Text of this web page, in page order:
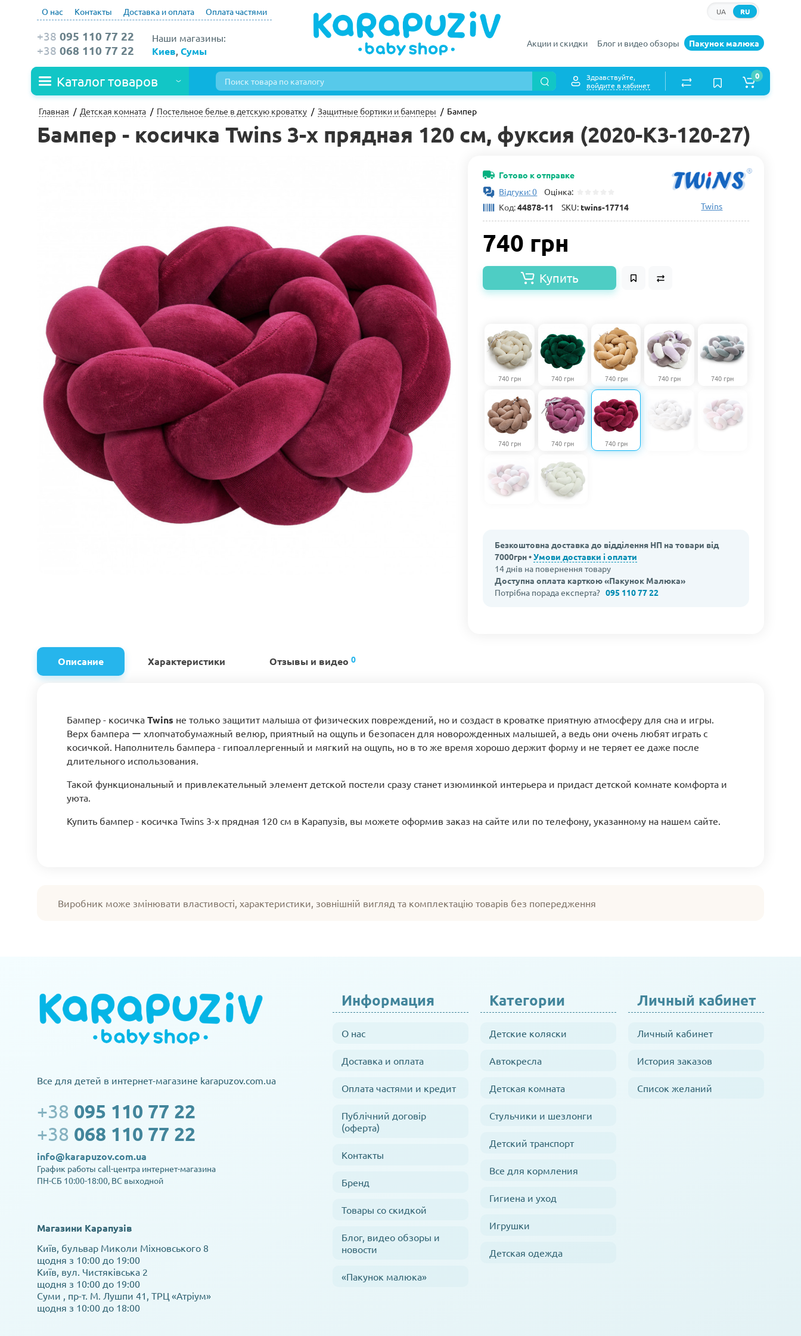
О нас Контакты Доставка и оплата Оплата частями RU
UA
Наши магазины:
Киев Сумы
+38 095 110 77 22
+38 068 110 77 22
Акции и скидки Блог и видео обзоры Пакунок малюка
Каталог товаров
Здравствуйте,
войдите в кабинет
0
Главная Детская комната Постельное белье в детскую кроватку Защитные бортики и бамперы Бампер
Бампер - косичка Twins 3-х прядная 120 см, фуксия (2020-K3-120-27)
Готово к отправке
Відгуки: 0 Оцінка:
Код:44878-11 SKU: twins-17714 Twins
740 грн
Купить
740 грн 740 грн 740 грн 740 грн 740 грн
740 грн 740 грн 740 грн
Безкоштовна доставка до відділення НП на товари від
7000грн •Умови доставки і оплати
14 днів на повернення товару
Доступна оплата карткою «Пакунок Малюка»
Потрібна порада експерта?095 110 77 22
Описание Характеристики Отзывы и видео 0
Бампер - косичка Twins не только защитит малыша от физических повреждений, но и создаст в кроватке приятную атмосферу для сна и игры.
Верх бампера ー хлопчатобумажный велюр, приятный на ощупь и безопасен для новорожденных малышей, а ведь они очень любят играть с
косичкой. Наполнитель бампера - гипоаллергенный и мягкий на ощупь, но в то же время хорошо держит форму и не теряет ее даже после
длительного использования.
Такой функциональный и привлекательный элемент детской постели сразу станет изюминкой интерьера и придаст детской комнате комфорта и
уюта.
Купить бампер - косичка Twins 3-х прядная 120 см в Карапузів, вы можете оформив заказ на сайте или по телефону, указанному на нашем сайте.
Виробник може змінювати властивості, характеристики, зовнішній вигляд та комплектацію товарів без попередження
Все для детей в интернет-магазине karapuzov.com.ua
+38 095 110 77 22
+38 068 110 77 22
info@karapuzov.com.ua
График работы call-центра интернет-магазина
ПН-СБ 10:00-18:00, ВС выходной
Магазини Карапузів
Київ, бульвар Миколи Міхновського 8
щодня з 10:00 до 19:00
Київ, вул. Чистяківська 2
щодня з 10:00 до 19:00
Суми , пр-т. М. Лушпи 41, ТРЦ «Атріум»
щодня з 10:00 до 18:00
Информация
О нас
Доставка и оплата
Оплата частями и кредит
Публічний договір
(оферта)
Контакты
Бренд
Товары со скидкой
Блог, видео обзоры и
новости
«Пакунок малюка»
Категории
Детские коляски
Автокресла
Детская комната
Стульчики и шезлонги
Детский транспорт
Все для кормления
Гигиена и уход
Игрушки
Детская одежда
Личный кабинет
Личный кабинет
История заказов
Список желаний